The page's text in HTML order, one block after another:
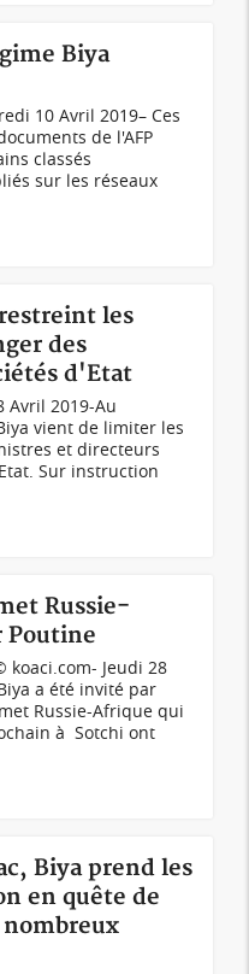
Biya
10 Avril 2019– Ces
de l'AFP
classés
sur les réseaux
les
des
d'Etat
Avril 2019-Au
vient de limiter les
et directeurs
Sur instruction
Russie-
Poutine
koaci.com- Jeudi 28
a été invité par
Russie-Afrique qui
à Sotchi ont
Biya prend les
en quête de